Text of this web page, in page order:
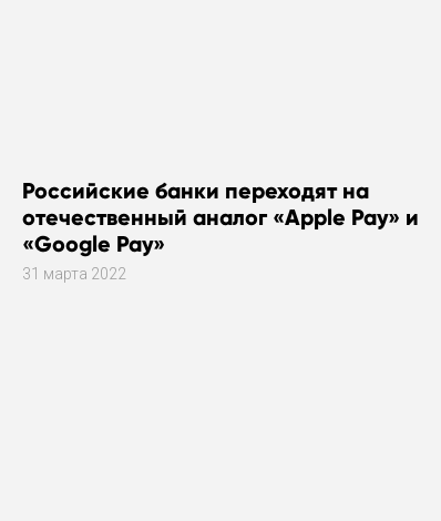
Российские банки переходят на
отечественный аналог «Apple Pay» и
«Google Pay»
31 марта 2022